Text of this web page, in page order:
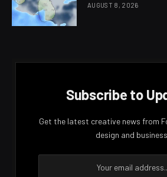
AUGUST 8, 2026
Subscribe to
Get the latest creative news from
design and